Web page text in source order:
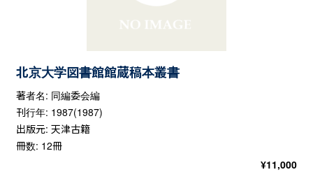
北京大学図書館館蔵稿本叢書
著者名: 同編委会編
刊行年: 1987(1987)
出版元: 天津古籍
冊数: 12冊
¥11,000